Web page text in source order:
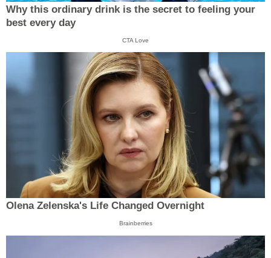
Why this ordinary drink is the secret to feeling your
best every day
CTA Love
Olena Zelenska's Life Changed Overnight
Brainberries